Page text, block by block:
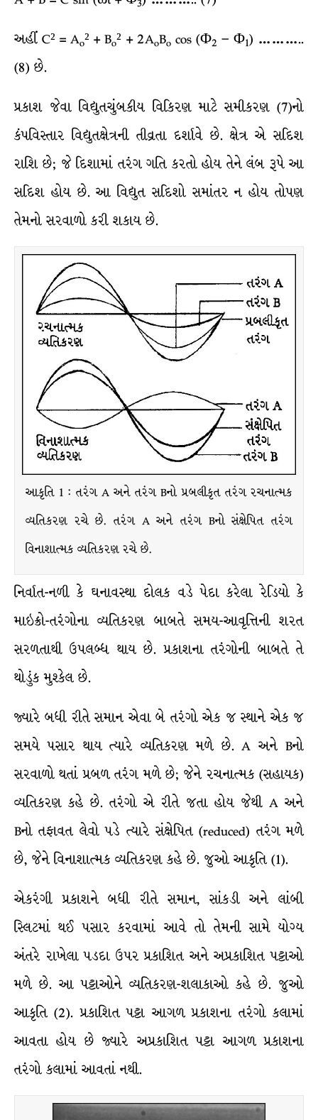
3
અહીં C² = Ao² + Bo² + 2AoBocos (Φ2 − Φ1) ………..
(8) છે.
પ્રકાશ જેવા વિદ્યુતચુંબકીય વિકિરણ માટે સમીકરણ (7)નો
કંપવિસ્તાર વિદ્યુતક્ષેત્રની તીવ્રતા દર્શાવે છે. ક્ષેત્ર એ સદિશ
રાશિ છે; જે દિશામાં તરંગ ગતિ કરતો હોય તેને લંબ રૂપે આ
સદિશ હોય છે. આ વિદ્યુત સદિશો સમાંતર ન હોય તોપણ
તેમનો સરવાળો કરી શકાય છે.
આકૃતિ 1 : તરંગ A અને તરંગ Bનો પ્રબલીકૃત તરંગ રચનાત્મક
વ્યતિકરણ રચે છે. તરંગ A અને તરંગ Bનો સંક્ષેપિત તરંગ
વિનાશાત્મક વ્યતિકરણ રચે છે.
નિર્વાત-નળી કે ઘનાવસ્થા દોલક વડે પેદા કરેલા રેડિયો કે
માઇક્રો-તરંગોના વ્યતિકરણ બાબતે સમય-આવૃત્તિની શરત
સરળતાથી ઉપલબ્ધ થાય છે. પ્રકાશના તરંગોની બાબતે તે
થોડુંક મુશ્કેલ છે.
જ્યારે બધી રીતે સમાન એવા બે તરંગો એક જ સ્થાને એક જ
સમયે પસાર થાય ત્યારે વ્યતિકરણ મળે છે. A અને Bનો
સરવાળો થતાં પ્રબળ તરંગ મળે છે; જેને રચનાત્મક (સહાયક)
વ્યતિકરણ કહે છે. તરંગો એ રીતે જતા હોય જેથી A અને
Bનો તફાવત લેવો પડે ત્યારે સંક્ષેપિત (reduced) તરંગ મળે
છે, જેને વિનાશાત્મક વ્યતિકરણ કહે છે. જુઓ આકૃતિ (1).
એકરંગી પ્રકાશને બધી રીતે સમાન, સાંકડી અને લાંબી
સ્લિટમાં થઈ પસાર કરવામાં આવે તો તેમની સામે યોગ્ય
અંતરે રાખેલા પડદા ઉપર પ્રકાશિત અને અપ્રકાશિત પટ્ટાઓ
મળે છે. આ પટ્ટાઓને વ્યતિકરણ-શલાકાઓ કહે છે. જુઓ
આકૃતિ (2). પ્રકાશિત પટ્ટા આગળ પ્રકાશના તરંગો કલામાં
આવતા હોય છે જ્યારે અપ્રકાશિત પટ્ટા આગળ પ્રકાશના
તરંગો કલામાં આવતાં નથી.